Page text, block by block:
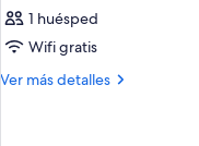
1 huésped
Wifi gratis
Ver más detalles
Más